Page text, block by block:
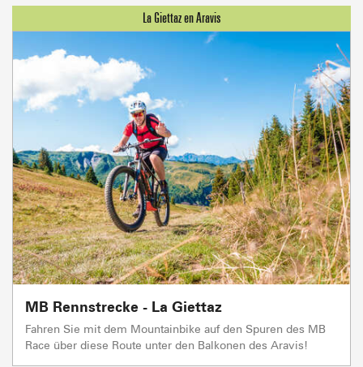
MB Rennstrecke - La Giettaz
Fahren Sie mit dem Mountainbike auf den Spuren des MB
Race über diese Route unter den Balkonen des Aravis!